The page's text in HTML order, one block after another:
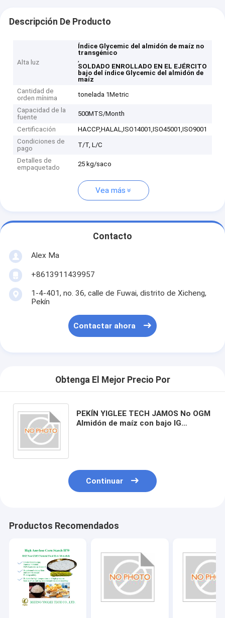
Descripción De Producto
Alta luz
Índice Glycemic del almidón de maíz no
transgénico
,
SOLDADO ENROLLADO EN EL EJÉRCITO
bajo del índice Glycemic del almidón de
maíz
Cantidad de
orden mínima
tonelada 1Metric
Capacidad de la
fuente
500MTS/Month
Certificación
HACCP,HALAL,ISO14001,ISO45001,ISO9001
Condiciones de
pago
T/T, L/C
Detalles de
empaquetado
25 kg/saco
Vea más
Contacto
Alex Ma
+8613911439957
1-4-401, no. 36, calle de Fuwai, distrito de Xicheng,
Pekín
Contactar ahora
Obtenga El Mejor Precio Por
PEKÍN YIGLEE TECH JAMOS No OGM
Almidón de maíz con bajo IG
Continuar
Productos Recomendados